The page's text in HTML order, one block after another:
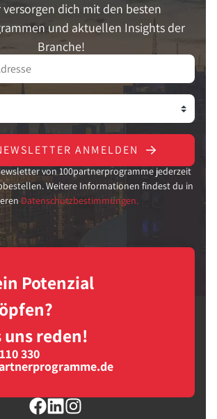
dich mit den besten
und aktuellen Insights der
Branche!
ANMELDEN
von 100partnerprogramme jederzeit
Weitere Informationen findest du in
Datenschutzbestimmungen.
Potenzial
uns reden!
330